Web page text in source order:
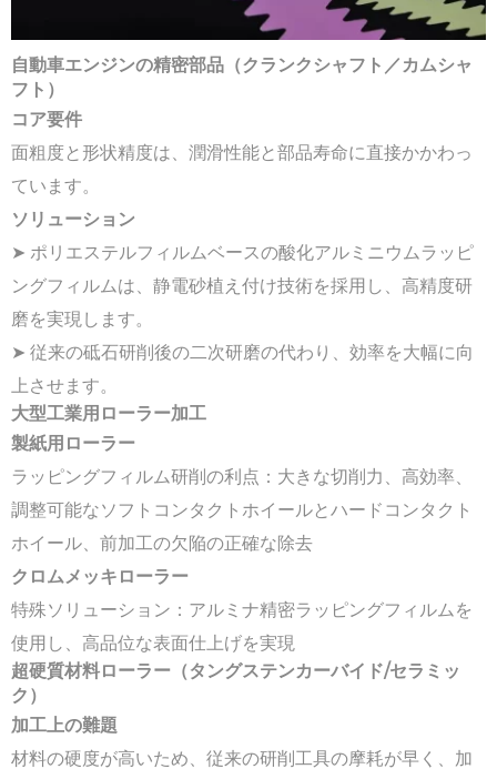
自動車エンジンの精密部品（クランクシャフト／カムシャ
フト）
コア要件
面粗度と形状精度は、潤滑性能と部品寿命に直接かかわっ
ています。
ソリューション
➤ ポリエステルフィルムベースの酸化アルミニウムラッピ
ングフィルムは、静電砂植え付け技術を採用し、高精度研
磨を実現します。
➤ 従来の砥石研削後の二次研磨の代わり、効率を大幅に向
上させます。
大型工業用ローラー加工
製紙用ローラー
ラッピングフィルム研削の利点：大きな切削力、高効率、
調整可能なソフトコンタクトホイールとハードコンタクト
ホイール、前加工の欠陥の正確な除去
クロムメッキローラー
特殊ソリューション：アルミナ精密ラッピングフィルムを
使用し、高品位な表面仕上げを実現
超硬質材料ローラー（タングステンカーバイド/セラミッ
ク）
加工上の難題
材料の硬度が高いため、従来の研削工具の摩耗が早く、加